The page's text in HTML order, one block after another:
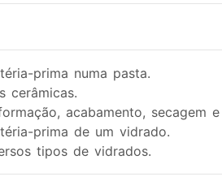
prima numa pasta.
cerâmicas.
acabamento, secagem
prima de um vidrado.
tipos de vidrados.